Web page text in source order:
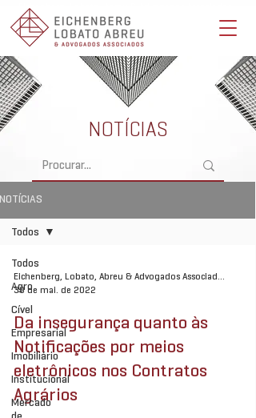
Eichenberg, Lobato, Abreu & Advogados Associados -
Advocacia Full Service
NOTÍCIAS
Todos
Agro
Cível
Empresarial
Imobiliário
Institucional
Mercado
Todos
Eichenberg, Lobato, Abreu & Advogados Associados
30 de mai. de 2022
Da insegurança quanto às
Notificações por meios
eletrônicos nos Contratos
Agrários
NOTÍCIAS